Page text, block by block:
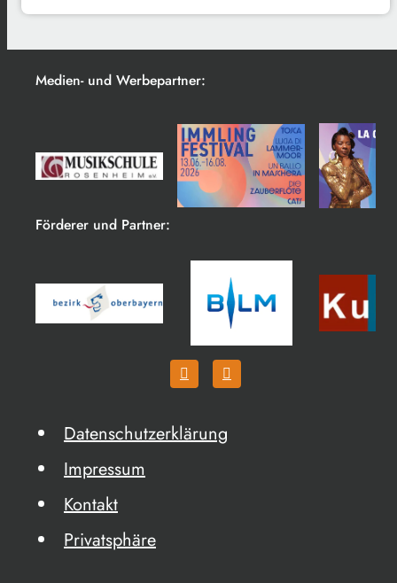
Medien- und Werbepartner:
Förderer und Partner:
Datenschutzerklärung
Impressum
Kontakt
Privatsphäre